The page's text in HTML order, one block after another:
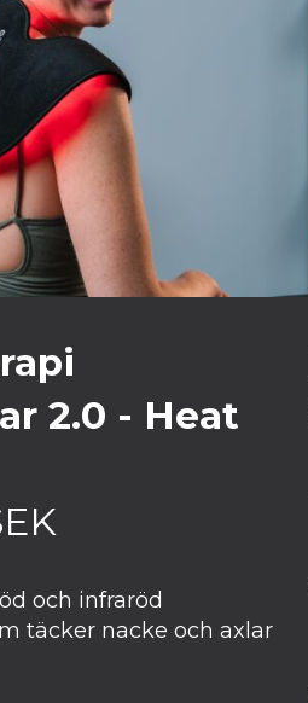
2.0 - Heat
och infraröd
täcker nacke och axlar